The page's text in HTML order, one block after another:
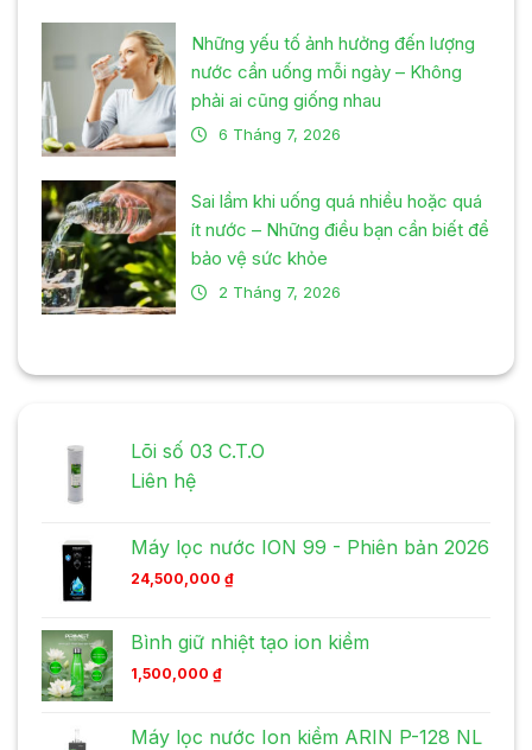
Những yếu tố ảnh hưởng đến lượng
nước cần uống mỗi ngày – Không
phải ai cũng giống nhau
6 Tháng 7, 2026
Sai lầm khi uống quá nhiều hoặc quá
ít nước – Những điều bạn cần biết để
bảo vệ sức khỏe
2 Tháng 7, 2026
Lõi số 03 C.T.O
Liên hệ
Máy lọc nước ION 99 - Phiên bản 2026
24,500,000 ₫
Bình giữ nhiệt tạo ion kiềm
1,500,000 ₫
Máy lọc nước Ion kiềm ARIN P-128 NL